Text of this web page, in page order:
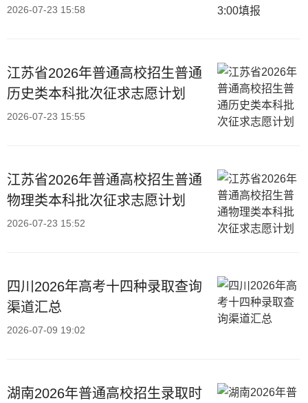
2026-07-23 15:58
江苏省2026年普通高校招生普通
历史类本科批次征求志愿计划
2026-07-23 15:55
江苏省2026年普通高校招生普通
物理类本科批次征求志愿计划
2026-07-23 15:52
四川2026年高考十四种录取查询
渠道汇总
2026-07-09 19:02
湖南2026年普通高校招生录取时